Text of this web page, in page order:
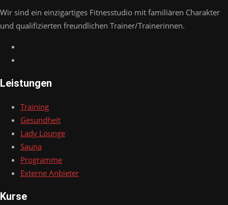
Wir sind ein einzigartiges Fitnesstudio mit familiären Charakter
und qualifizierten freundlichen Trainer/Trainerinnen.
Leistungen
Training
Gesundheit
Lady Lounge
Sauna
Programme
Externe Anbieter
Kurse